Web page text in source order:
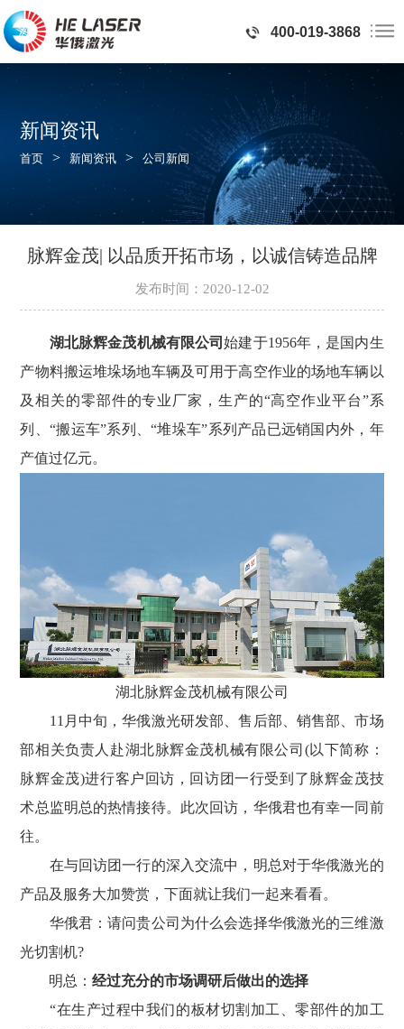
400-019-3868
新闻资讯
首页 > 新闻资讯 > 公司新闻
脉辉金茂| 以品质开拓市场，以诚信铸造品牌
发布时间：2020-12-02
湖北脉辉金茂机械有限公司始建于1956年，是国内生
产物料搬运堆垛场地车辆及可用于高空作业的场地车辆以
及相关的零部件的专业厂家，生产的“高空作业平台”系
列、“搬运车”系列、“堆垛车”系列产品已远销国内外，年
产值过亿元。
湖北脉辉金茂机械有限公司
11月中旬，华俄激光研发部、售后部、销售部、市场
部相关负责人赴湖北脉辉金茂机械有限公司(以下简称：
脉辉金茂)进行客户回访，回访团一行受到了脉辉金茂技
术总监明总的热情接待。此次回访，华俄君也有幸一同前
往。
在与回访团一行的深入交流中，明总对于华俄激光的
产品及服务大加赞赏，下面就让我们一起来看看。
华俄君：请问贵公司为什么会选择华俄激光的三维激
光切割机?
明总：经过充分的市场调研后做出的选择
“在生产过程中我们的板材切割加工、零部件的加工